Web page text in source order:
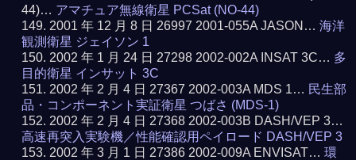
44)… アマチュア無線衛星 PCSat (NO-44)
2001 年 12 月 8 日 26997 2001-055A JASON…海洋
観測衛星 ジェイソン 1
2002 年 1 月 24 日 27298 2002-002A INSAT 3C… 多
目的衛星 インサット 3C
2002 年 2 月 4 日 27367 2002-003A MDS 1… 民生部
品・コンポーネント実証衛星 つばさ (MDS-1)
2002 年 2 月 4 日 27368 2002-003B DASH/VEP 3…
高速再突入実験機／性能確認用ペイロード DASH/VEP 3
2002 年 3 月 1 日 27386 2002-009A ENVISAT…環